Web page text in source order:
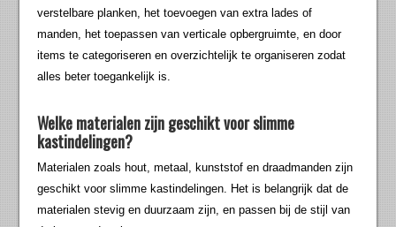
verstelbare planken, het toevoegen van extra lades of
manden, het toepassen van verticale opbergruimte, en door
items te categoriseren en overzichtelijk te organiseren zodat
alles beter toegankelijk is.
Welke materialen zijn geschikt voor slimme
kastindelingen?
Materialen zoals hout, metaal, kunststof en draadmanden zijn
geschikt voor slimme kastindelingen. Het is belangrijk dat de
materialen stevig en duurzaam zijn, en passen bij de stijl van